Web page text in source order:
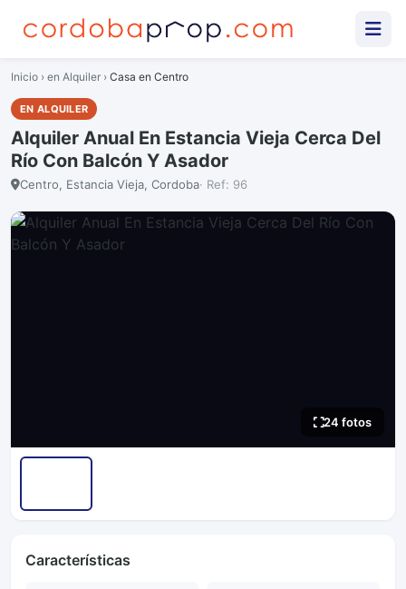
Inicio › en Alquiler › Casa en Centro
EN ALQUILER
Alquiler Anual En Estancia Vieja Cerca Del
Río Con Balcón Y Asador
Centro, Estancia Vieja, Cordoba· Ref: 96
24 fotos
Características